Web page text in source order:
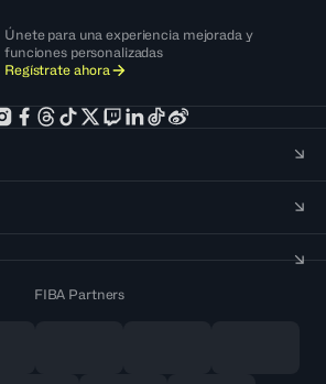
Únete para una experiencia mejorada y
funciones personalizadas
Regístrate ahora
FIBA Partners